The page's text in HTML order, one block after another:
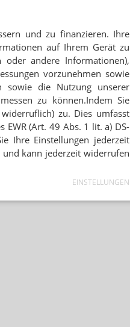
und zu finanzieren. Ihre
auf Ihrem Gerät zu
oder andere Informationen),
vorzunehmen sowie
sowie die Nutzung unserer
zu können.Indem Sie
zu. Dies umfasst
(Art. 49 Abs. 1 lit. a) DS-
Ihre Einstellungen jederzeit
kann jederzeit widerrufen
EINSTELLUNGEN
Jetzt abonnieren
Hinweis zum Newsletter &
Datenschutz